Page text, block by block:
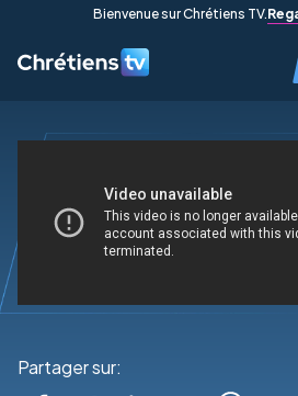
Bienvenue sur Chrétiens TV.
Partager sur: